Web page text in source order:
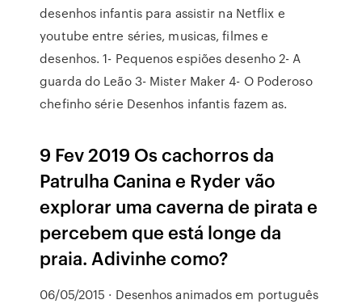
desenhos infantis para assistir na Netflix e
youtube entre séries, musicas, filmes e
desenhos. 1- Pequenos espiões desenho 2- A
guarda do Leão 3- Mister Maker 4- O Poderoso
chefinho série Desenhos infantis fazem as.
9 Fev 2019 Os cachorros da
Patrulha Canina e Ryder vão
explorar uma caverna de pirata e
percebem que está longe da
praia. Adivinhe como?
06/05/2015 · Desenhos animados em português